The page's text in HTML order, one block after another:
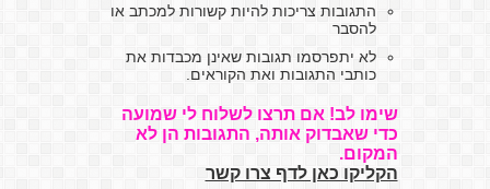
התגובות צריכות להיות קשורות למכתב או
להסבר
לא יתפרסמו תגובות שאינן מכבדות את
כותבי התגובות ואת הקוראים.
שימו לב! אם תרצו לשלוח לי שמועה
כדי שאבדוק אותה, התגובות הן לא
המקום.
הקליקו כאן לדף צרו קשר